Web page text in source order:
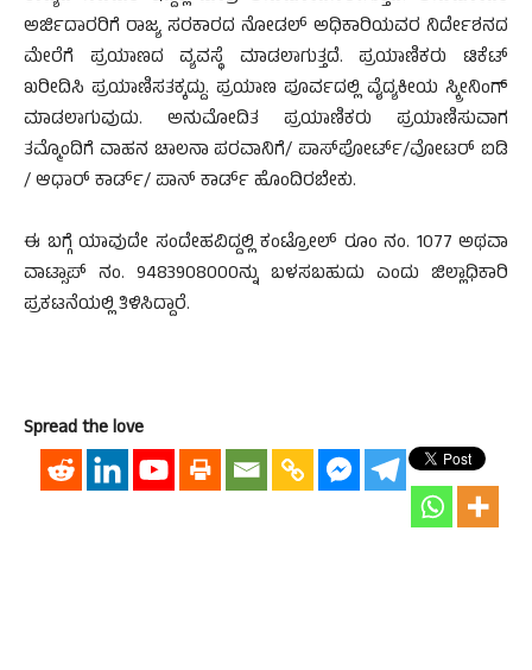
ಅರ್ಜಿದಾರರಿಗೆ ರಾಜ್ಯ ಸರಕಾರದ ನೋಡಲ್ ಅಧಿಕಾರಿಯವರ ನಿರ್ದೇಶನದ
ಮೇರೆಗೆ ಪ್ರಯಾಣದ ವ್ಯವಸ್ಥೆ ಮಾಡಲಾಗುತ್ತದೆ. ಪ್ರಯಾಣಿಕರು ಟಿಕೆಟ್
ಖರೀದಿಸಿ ಪ್ರಯಾಣಿಸತಕ್ಕದ್ದು. ಪ್ರಯಾಣ ಪೂರ್ವದಲ್ಲಿ ವೈದ್ಯಕೀಯ ಸ್ಕ್ರೀನಿಂಗ್
ಮಾಡಲಾಗುವುದು. ಅನುಮೋದಿತ ಪ್ರಯಾಣಿಕರು ಪ್ರಯಾಣಿಸುವಾಗ
ತಮ್ಮೊಂದಿಗೆ ವಾಹನ ಚಾಲನಾ ಪರವಾನಿಗೆ/ ಪಾಸ್‌ಪೋರ್ಟ್/ವೋಟರ್ ಐಡಿ
/ ಆಧಾರ್ ಕಾರ್ಡ್/ ಪಾನ್ ಕಾರ್ಡ್ ಹೊಂದಿರಬೇಕು.
ಈ ಬಗ್ಗೆ ಯಾವುದೇ ಸಂದೇಹವಿದ್ದಲ್ಲಿ ಕಂಟ್ರೋಲ್ ರೂಂ ನಂ. 1077 ಅಥವಾ
ವಾಟ್ಸಾಪ್ ನಂ. 9483908000ನ್ನು ಬಳಸಬಹುದು ಎಂದು ಜಿಲ್ಲಾಧಿಕಾರಿ
ಪ್ರಕಟನೆಯಲ್ಲಿ ತಿಳಿಸಿದ್ದಾರೆ.
Spread the love